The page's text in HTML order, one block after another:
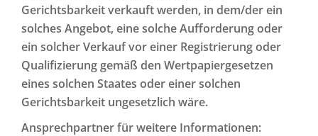
Gerichtsbarkeit verkauft werden, in dem/der ein
solches Angebot, eine solche Aufforderung oder
ein solcher Verkauf vor einer Registrierung oder
Qualifizierung gemäß den Wertpapiergesetzen
eines solchen Staates oder einer solchen
Gerichtsbarkeit ungesetzlich wäre.
Ansprechpartner für weitere Informationen: